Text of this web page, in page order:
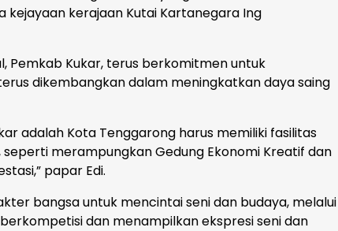
kerajaan Kutai Kartanegara Ing
Pemkab Kukar, terus berkomitmen untuk
dikembangkan dalam meningkatkan daya saing
adalah Kota Tenggarong harus memiliki fasilitas
merampungkan Gedung Ekonomi Kreatif dan
papar Edi.
bangsa untuk mencintai seni dan budaya, melalui
dan menampilkan ekspresi seni dan